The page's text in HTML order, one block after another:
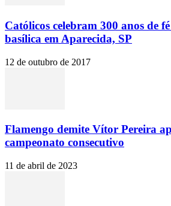
Católicos celebram 300 anos de
basílica em Aparecida, SP
12 de outubro de 2017
Flamengo demite Vítor Pereira
campeonato consecutivo
11 de abril de 2023